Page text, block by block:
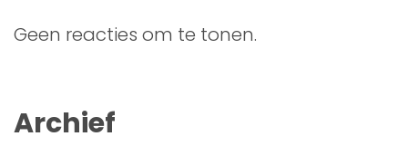
Geen reacties om te tonen.
Archief